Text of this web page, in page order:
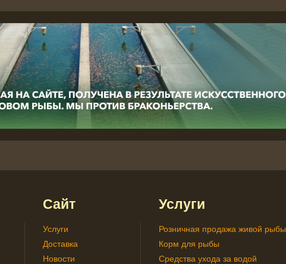
Сайт
Услуги
Доставка
Новости
Услуги
Розничная продажа живой рыбы
Корм для рыбы
Средства ухода за водой